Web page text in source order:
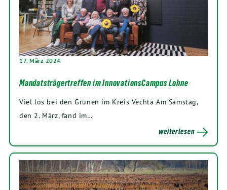
17. März 2024
Mandatsträgertreffen im InnovationsCampus Lohne
Viel los bei den Grünen im Kreis Vechta Am Samstag,
den 2. März, fand im…
weiterlesen